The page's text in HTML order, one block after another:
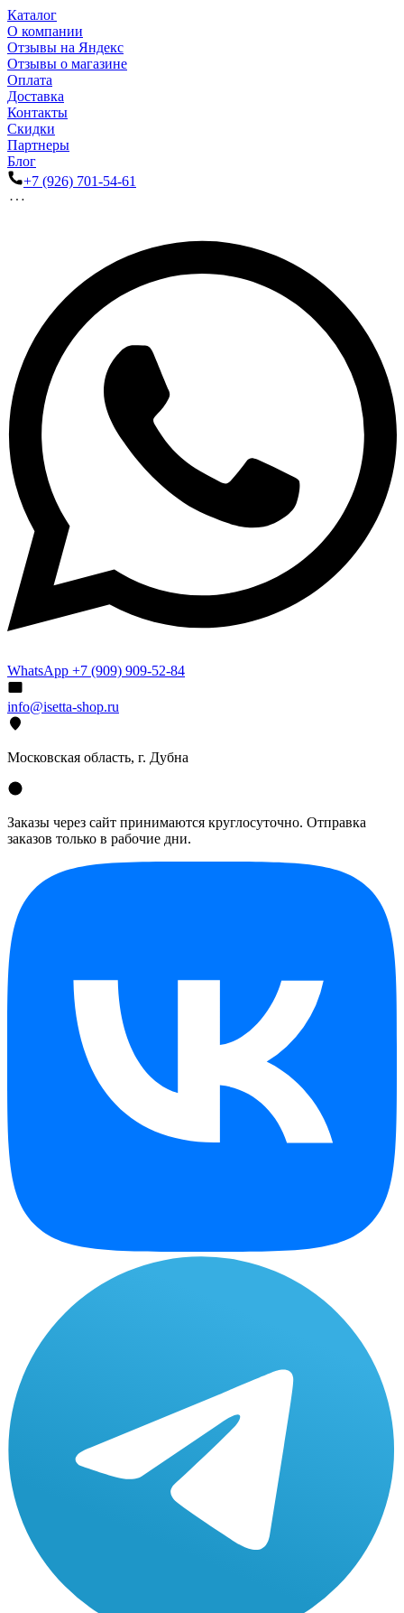
Каталог
О компании
Отзывы на Яндекс
Отзывы о магазине
Оплата
Доставка
Контакты
Скидки
Партнеры
Блог
+7 (926) 701-54-61
WhatsApp +7 (909) 909-52-84
info@isetta-shop.ru
Московская область, г. Дубна
Заказы через сайт принимаются круглосуточно. Отправка
заказов только в рабочие дни.